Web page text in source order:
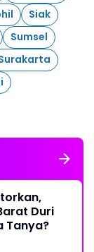
Siak
Sumsel
Duri
Tanya?